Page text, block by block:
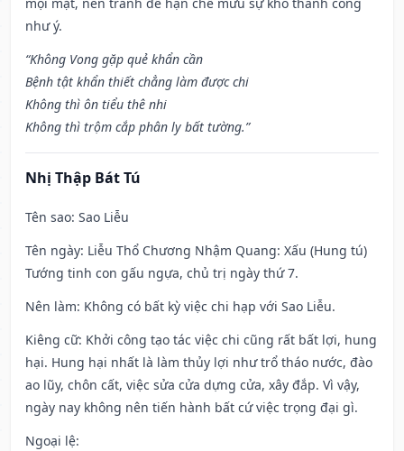
như ý.
“Không Vong gặp quẻ khẩn cần
Bệnh tật khẩn thiết chẳng làm được chi
Không thì ôn tiểu thê nhi
Không thì trộm cắp phân ly bất tường.”
Nhị Thập Bát Tú
Tên sao: Sao Liễu
Tên ngày: Liễu Thổ Chương Nhậm Quang: Xấu (Hung tú)
Tướng tinh con gấu ngựa, chủ trị ngày thứ 7.
Nên làm: Không có bất kỳ việc chi hạp với Sao Liễu.
Kiêng cữ: Khởi công tạo tác việc chi cũng rất bất lợi, hung
hại. Hung hại nhất là làm thủy lợi như trổ tháo nước, đào
ao lũy, chôn cất, việc sửa cửa dựng cửa, xây đắp. Vì vậy,
ngày nay không nên tiến hành bất cứ việc trọng đại gì.
Ngoại lệ: